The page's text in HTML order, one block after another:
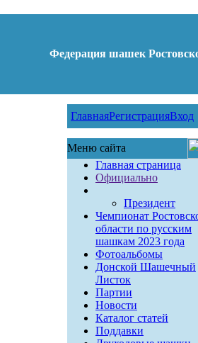
Федерация шашек
ГлавнаяРегистрацияВход
Меню сайта
Главная страница
Официально
Президент
Чемпионат
области по русским
шашкам 2023 года
Фотоальбомы
Донской Шашечный
Листок
Партии
Новости
Каталог статей
Поддавки